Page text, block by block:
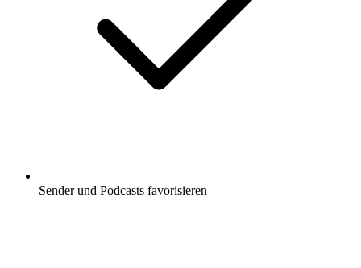
Sender und Podcasts favorisieren